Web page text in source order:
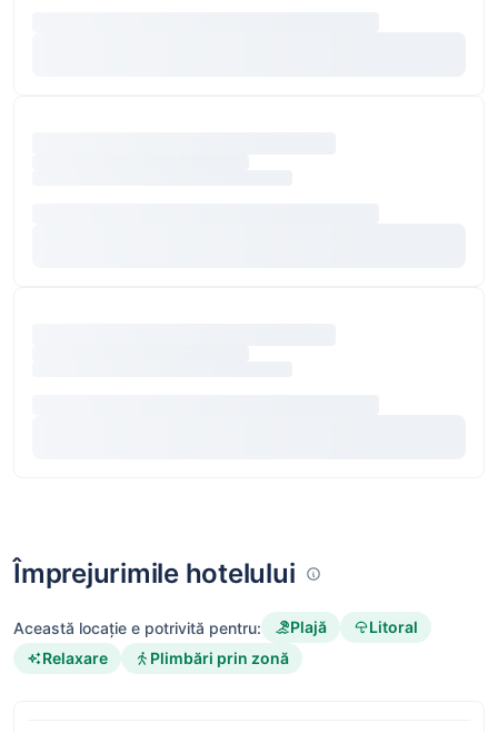
Împrejurimile hotelului
Această locație e potrivită pentru: Plajă
Litoral
Relaxare
Plimbări prin zonă